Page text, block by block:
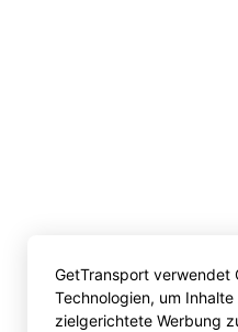
GetTransport verwendet
Technologien, um
zielgerichtete Werbung